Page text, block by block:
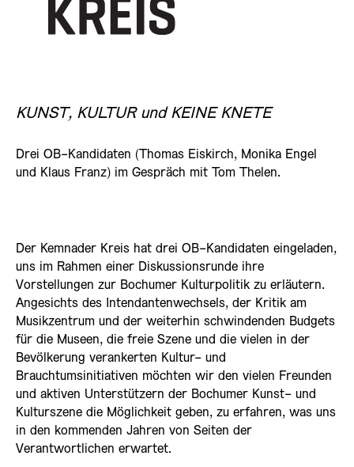
KUNST, KULTUR und KEINE KNETE
Drei OB-Kandidaten (Thomas Eiskirch, Monika Engel
und Klaus Franz) im Gespräch mit Tom Thelen.
Der Kemnader Kreis hat drei OB-Kandidaten eingeladen,
uns im Rahmen einer Diskussionsrunde ihre
Vorstellungen zur Bochumer Kulturpolitik zu erläutern.
Angesichts des Intendantenwechsels, der Kritik am
Musikzentrum und der weiterhin schwindenden Budgets
für die Museen, die freie Szene und die vielen in der
Bevölkerung verankerten Kultur- und
Brauchtumsinitiativen möchten wir den vielen Freunden
und aktiven Unterstützern der Bochumer Kunst- und
Kulturszene die Möglichkeit geben, zu erfahren, was uns
in den kommenden Jahren von Seiten der
Verantwortlichen erwartet.